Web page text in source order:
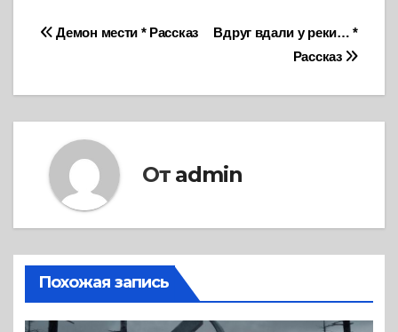
Навигация
Вдруг вдали у реки… *
Рассказ
Демон мести * Рассказ
От admin
Похожая запись